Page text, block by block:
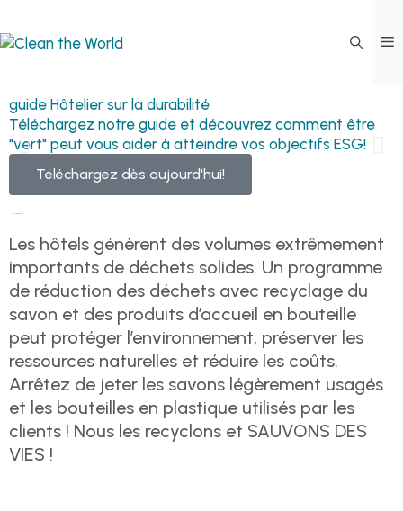
guide Hôtelier sur la durabilité
Téléchargez notre guide et découvrez comment être
"vert" peut vous aider à atteindre vos objectifs ESG!
Téléchargez dès aujourd'hui!
Les hôtels génèrent des volumes extrêmement
importants de déchets solides. Un programme
de réduction des déchets avec recyclage du
savon et des produits d’accueil en bouteille
peut protéger l’environnement, préserver les
ressources naturelles et réduire les coûts.
Arrêtez de jeter les savons légèrement usagés
et les bouteilles en plastique utilisés par les
clients ! Nous les recyclons et SAUVONS DES
VIES !